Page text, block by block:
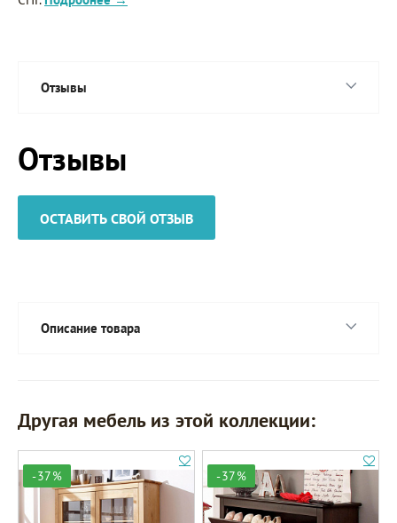
Отзывы
Отзывы
ОСТАВИТЬ СВОЙ ОТЗЫВ
Описание товара
Другая мебель из этой коллекции:
-37% -37%